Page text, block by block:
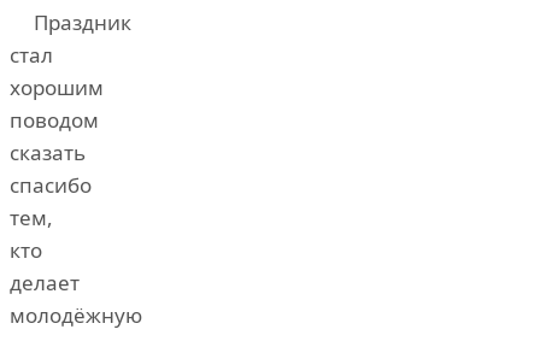
Праздник
стал
хорошим
поводом
сказать
спасибо
тем,
кто
делает
молодёжную